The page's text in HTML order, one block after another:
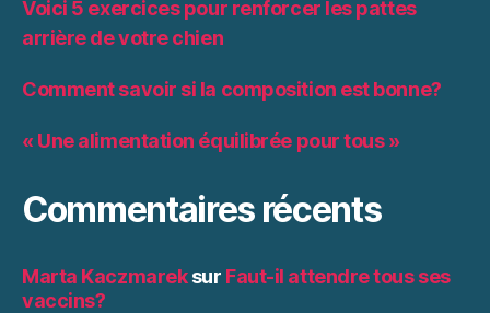
Voici 5 exercices pour renforcer les pattes
arrière de votre chien
Comment savoir si la composition est bonne?
« Une alimentation équilibrée pour tous »
Commentaires récents
Marta Kaczmareksur Faut-il attendre tous ses
vaccins?